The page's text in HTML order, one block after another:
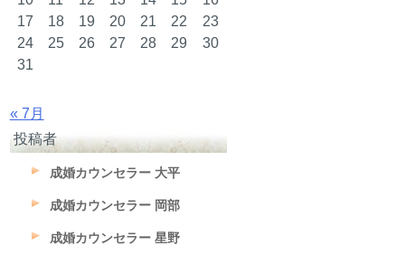
17
18 19 20 21 22
23
24
25 26 27 28 29
30
31
« 7月
投稿者
成婚カウンセラー 大平
成婚カウンセラー 岡部
成婚カウンセラー 星野